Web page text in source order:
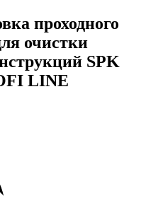
проходного
очистки
SPK
LINE